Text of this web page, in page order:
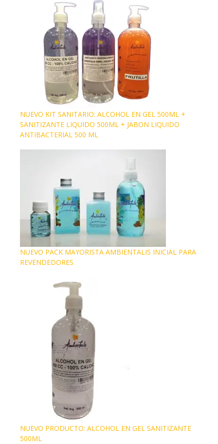
NUEVO KIT SANITARIO: ALCOHOL EN GEL 500ML +
SANITIZANTE LIQUIDO 500ML + JABON LIQUIDO
ANTIBACTERIAL 500 ML
NUEVO PACK MAYORISTA AMBIENTALIS INICIAL PARA
REVENDEDORES
NUEVO PRODUCTO: ALCOHOL EN GEL SANITIZANTE
500ML